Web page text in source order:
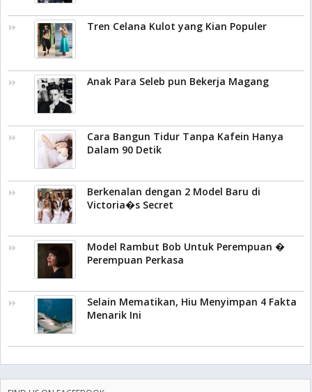
Tren Celana Kulot yang Kian Populer
Anak Para Seleb pun Bekerja Magang
Cara Bangun Tidur Tanpa Kafein Hanya
Dalam 90 Detik
Berkenalan dengan 2 Model Baru di
Victoria�s Secret
Model Rambut Bob Untuk Perempuan �
Perempuan Perkasa
Selain Mematikan, Hiu Menyimpan 4 Fakta
Menarik Ini